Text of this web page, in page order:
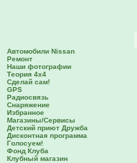
Автомобили Nissan
Ремонт
Наши фотографии
Теория 4х4
Сделай сам!
GPS
Радиосвязь
Снаряжение
Избранное
Магазины/Сервисы
Детский приют Дружба
Дисконтная программа
Голосуем!
Фонд Клуба
Клубный магазин